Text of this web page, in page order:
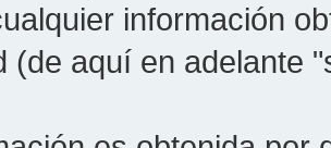
información
(de aquí en adelante